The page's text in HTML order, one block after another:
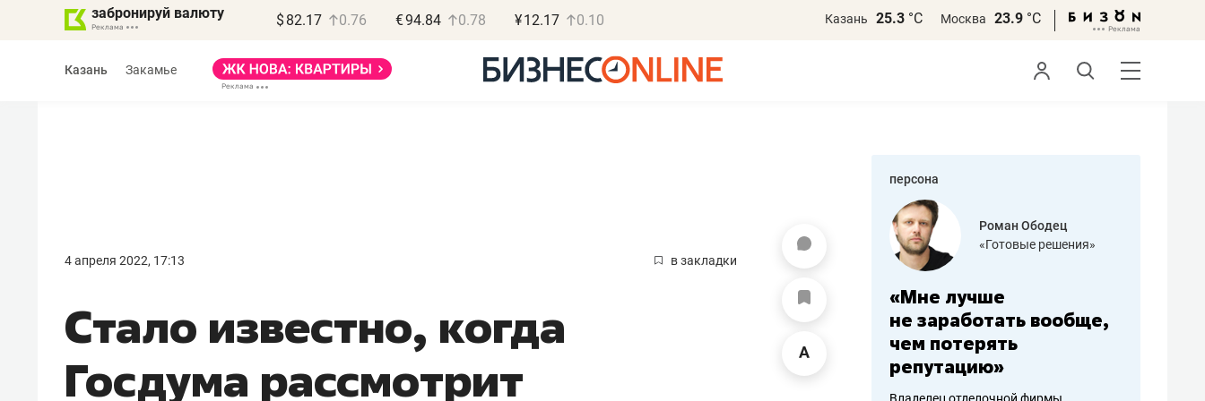
забронируй валюту $ 82.17 0.76 €94.84 0.78 ¥12.17 0.10 Казань 25.3 °С Москва 23.9 °С
Казань Закамье
4 апреля 2022, 17:13 в закладки
Стало известно, когда
Госдума рассмотрит
персона
«Не зная местных
потерять минимум
Роман Ободец
«Готовые решения»
«Мне лучше
не заработать вообще,
чем потерять
репутацию»